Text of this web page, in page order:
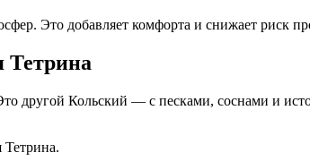
Это добавляет комфорта и снижает риск
Тетрина
другой Кольский — с песками, соснами и